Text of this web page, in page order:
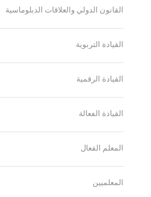
القانون الدولي والعلاقات الدبلوماسية
القيادة التربوية
القيادة الرقمية
القيادة الفعالة
المعلم الفعال
المعلميين